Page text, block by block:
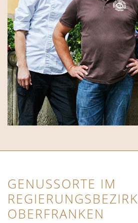
GENUSSORTE IM
REGIERUNGSBEZIRK
OBERFRANKEN